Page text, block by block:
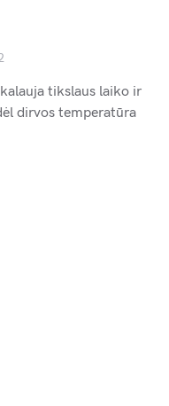
tikslaus laiko ir
dirvos temperatūra